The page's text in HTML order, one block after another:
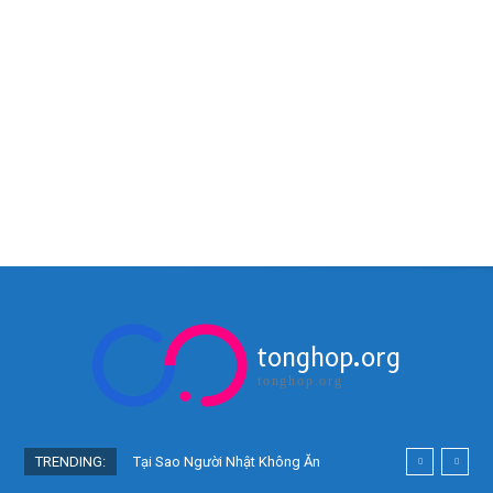
tonghop.org
tonghop.org
TRENDING:
Tại Sao Người Nhật Không Ăn